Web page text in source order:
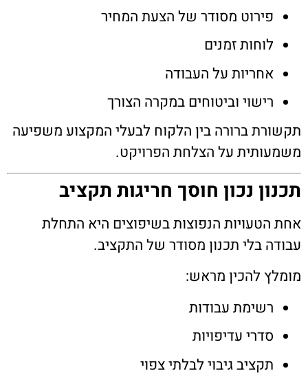
פירוט מסודר של הצעת המחיר
לוחות זמנים
אחריות על העבודה
רישוי וביטוחים במקרה הצורך
תקשורת ברורה בין הלקוח לבעלי המקצוע משפיעה
משמעותית על הצלחת הפרויקט.
תכנון נכון חוסך חריגות תקציב
אחת הטעויות הנפוצות בשיפוצים היא התחלת
עבודה בלי תכנון מסודר של התקציב.
מומלץ להכין מראש:
רשימת עבודות
סדרי עדיפויות
תקציב גיבוי לבלתי צפוי